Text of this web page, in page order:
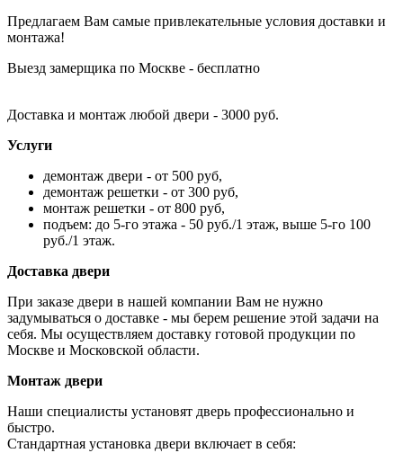
Предлагаем Вам самые привлекательные условия доставки и
монтажа!
Выезд замерщика по Москве - бесплатно
Доставка и монтаж любой двери - 3000 руб.
Услуги
демонтаж двери - от 500 руб,
демонтаж решетки - от 300 руб,
монтаж решетки - от 800 руб,
подъем: до 5-го этажа - 50 руб./1 этаж, выше 5-го 100
руб./1 этаж.
Доставка двери
При заказе двери в нашей компании Вам не нужно
задумываться о доставке - мы берем решение этой задачи на
себя. Мы осуществляем доставку готовой продукции по
Москве и Московской области.
Монтаж двери
Наши специалисты установят дверь профессионально и
быстро.
Стандартная установка двери включает в себя: